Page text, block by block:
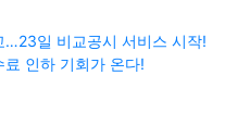
…23일 비교공시 서비스 시작!
료 인하 기회가 온다!